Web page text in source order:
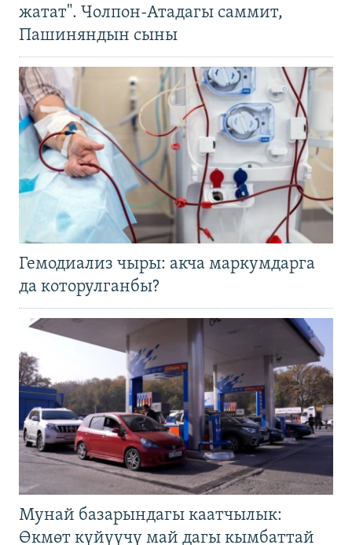
жатат". Чолпон-Атадагы саммит,
Пашиняндын сыны
Гемодиализ чыры: акча маркумдарга
да которулганбы?
Мунай базарындагы каатчылык:
Өкмөт күйүүчү май дагы кымбаттай